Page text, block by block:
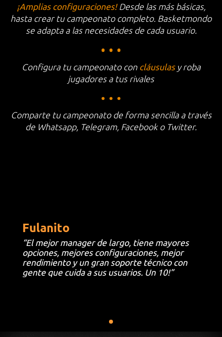
¡Amplias configuraciones!Desde las más básicas,
hasta crear tu campeonato completo. Basketmondo
se adapta a las necesidades de cada usuario.
Configura tu campeonato con cláusulasy roba
jugadores a tus rivales
Comparte tu campeonato de forma sencilla a través
de Whatsapp, Telegram, Facebook o Twitter.
Fulanito
“El mejor manager de largo, tiene mayores
opciones, mejores configuraciones, mejor
rendimiento y un gran soporte técnico con
gente que cuida a sus usuarios. Un 10!”